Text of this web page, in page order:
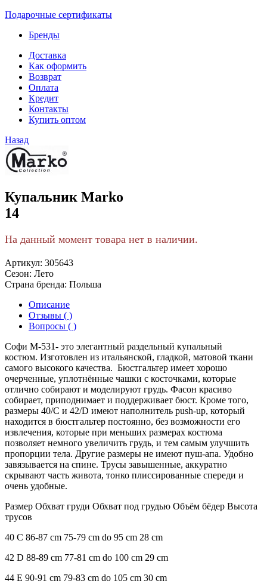
Подарочные сертификаты
Бренды
Доставка
Как оформить
Возврат
Оплата
Кредит
Контакты
Купить оптом
Назад
Купальник Marko
14
На данный момент товара нет в наличии.
Артикул: 305643
Сезон: Лето
Страна бренда: Польша
Описание
Отзывы ( )
Вопросы ( )
Софи М-531- это элегантный раздельный купальный
костюм. Изготовлен из итальянской, гладкой, матовой ткани
самого высокого качества. Бюстгальтер имеет хорошо
очерченные, уплотнённые чашки с косточками, которые
отлично собирают и моделируют грудь. Фасон красиво
собирает, приподнимает и поддерживает бюст. Кроме того,
размеры 40/C и 42/D имеют наполнитель push-up, который
находится в бюстгальтер постоянно, без возможности его
извлечения, которые при меньших размерах костюма
позволяет немного увеличить грудь, и тем самым улучшить
пропорции тела. Другие размеры не имеют пуш-апа. Удобно
завязывается на спине. Трусы завышенные, аккуратно
скрывают часть живота, тонко плиссированные спереди и
очень удобные.
Размер Обхват груди Обхват под грудью Объём бёдер Высота
трусов
40 C 86-87 cm 75-79 cm do 95 cm 28 cm
42 D 88-89 cm 77-81 cm do 100 cm 29 cm
44 E 90-91 cm 79-83 cm do 105 cm 30 cm